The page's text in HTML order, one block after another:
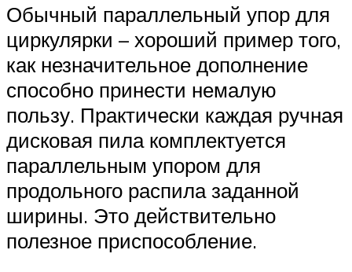
Обычный параллельный упор для
циркулярки – хороший пример того,
как незначительное дополнение
способно принести немалую
пользу. Практически каждая ручная
дисковая пила комплектуется
параллельным упором для
продольного распила заданной
ширины. Это действительно
полезное приспособление.